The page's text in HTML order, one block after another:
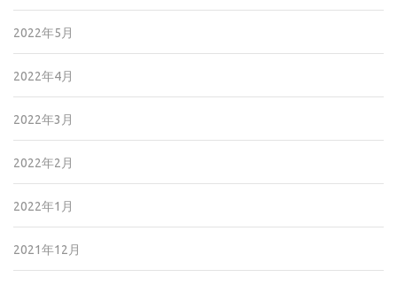
2022年5月
2022年4月
2022年3月
2022年2月
2022年1月
2021年12月